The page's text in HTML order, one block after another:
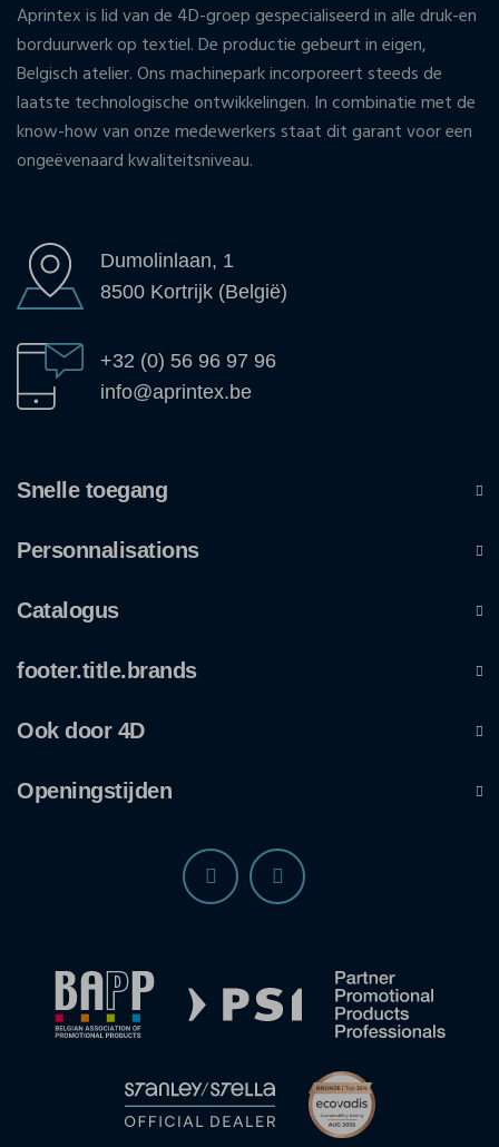
Aprintex is lid van de 4D-groep gespecialiseerd in alle druk-en
borduurwerk op textiel. De productie gebeurt in eigen,
Belgisch atelier. Ons machinepark incorporeert steeds de
laatste technologische ontwikkelingen. In combinatie met de
know-how van onze medewerkers staat dit garant voor een
ongeëvenaard kwaliteitsniveau.
Dumolinlaan, 1
8500 Kortrijk (België)
+32 (0) 56 96 97 96
info@aprintex.be
Snelle toegang
Personnalisations
Catalogus
footer.title.brands
Ook door 4D
Openingstijden